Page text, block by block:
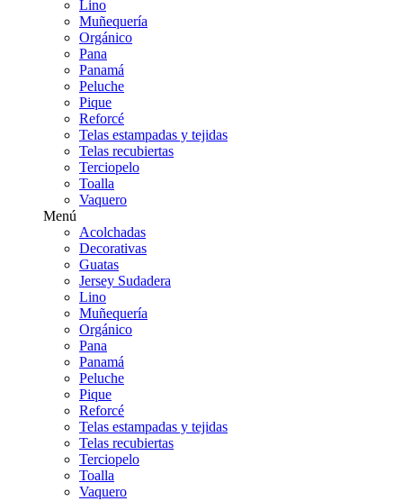
Lino
Muñequería
Orgánico
Pana
Panamá
Peluche
Pique
Reforcé
Telas estampadas y tejidas
Telas recubiertas
Terciopelo
Toalla
Vaquero
Menú
Acolchadas
Decorativas
Guatas
Jersey Sudadera
Lino
Muñequería
Orgánico
Pana
Panamá
Peluche
Pique
Reforcé
Telas estampadas y tejidas
Telas recubiertas
Terciopelo
Toalla
Vaquero